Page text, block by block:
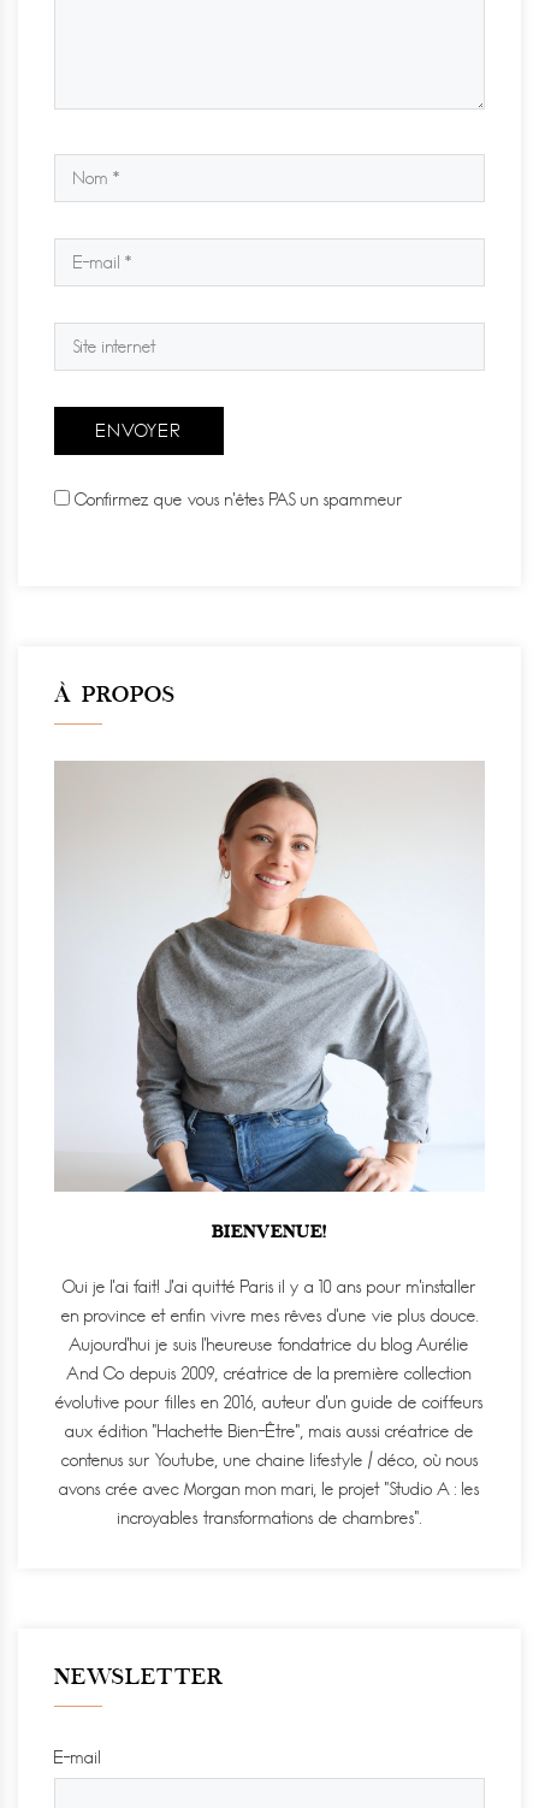
Confirmez que vous n'êtes PAS un spammeur
À PROPOS
BIENVENUE!
Oui je l'ai fait! J'ai quitté Paris il y a 10 ans pour m'installer
en province et enfin vivre mes rêves d'une vie plus douce.
Aujourd'hui je suis l'heureuse fondatrice du blog Aurélie
And Co depuis 2009, créatrice de la première collection
évolutive pour filles en 2016, auteur d'un guide de coiffeurs
aux édition "Hachette Bien-Être", mais aussi créatrice de
contenus sur Youtube, une chaine lifestyle / déco, où nous
avons crée avec Morgan mon mari, le projet "Studio A : les
incroyables transformations de chambres".
NEWSLETTER
E-mail